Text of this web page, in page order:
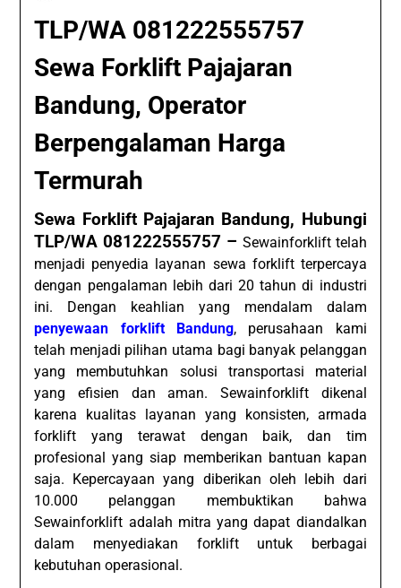
TLP/WA 081222555757
Sewa Forklift Pajajaran
Bandung, Operator
Berpengalaman Harga
Termurah
Sewa Forklift Pajajaran Bandung, Hubungi
TLP/WA 081222555757 – Sewainforklift telah
menjadi penyedia layanan sewa forklift terpercaya
dengan pengalaman lebih dari 20 tahun di industri
ini. Dengan keahlian yang mendalam dalam
penyewaan forklift Bandung, perusahaan kami
telah menjadi pilihan utama bagi banyak pelanggan
yang membutuhkan solusi transportasi material
yang efisien dan aman. Sewainforklift dikenal
karena kualitas layanan yang konsisten, armada
forklift yang terawat dengan baik, dan tim
profesional yang siap memberikan bantuan kapan
saja. Kepercayaan yang diberikan oleh lebih dari
10.000 pelanggan membuktikan bahwa
Sewainforklift adalah mitra yang dapat diandalkan
dalam menyediakan forklift untuk berbagai
kebutuhan operasional.